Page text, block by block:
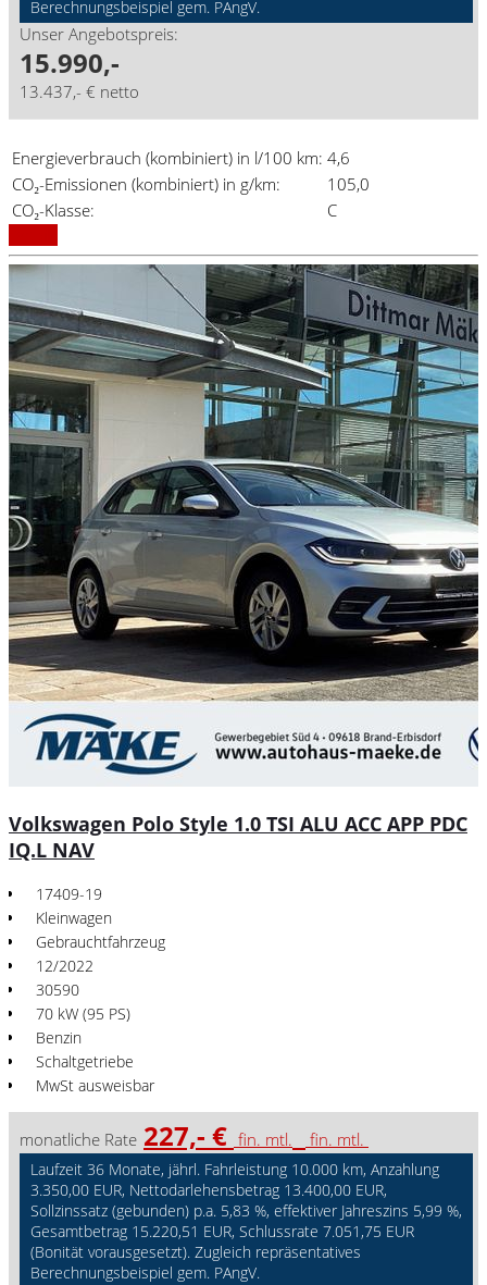
Berechnungsbeispiel gem. PAngV.
Unser Angebotspreis:
15.990,-
13.437,- € netto
Energieverbrauch (kombiniert) in l/100 km: 4,6
CO₂-Emissionen (kombiniert) in g/km:
105,0
CO₂-Klasse:
C
Volkswagen Polo Style 1.0 TSI ALU ACC APP PDC
IQ.L NAV
17409-19
Kleinwagen
Gebrauchtfahrzeug
12/2022
30590
70 kW (95 PS)
Benzin
Schaltgetriebe
MwSt ausweisbar
monatliche Rate 227,- € fin. mtl. fin. mtl.
Laufzeit 36 Monate, jährl. Fahrleistung 10.000 km, Anzahlung
3.350,00 EUR, Nettodarlehensbetrag 13.400,00 EUR,
Sollzinssatz (gebunden) p.a. 5,83 %, effektiver Jahreszins 5,99 %,
Gesamtbetrag 15.220,51 EUR, Schlussrate 7.051,75 EUR
(Bonität vorausgesetzt). Zugleich repräsentatives
Berechnungsbeispiel gem. PAngV.